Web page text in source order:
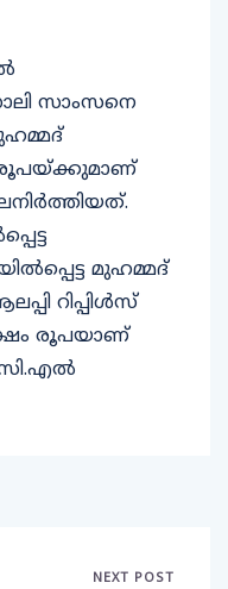
സാംസനെ
രൂപയ്ക്കുമാണ്
മുഹമ്മദ്
റിപ്പിൾസ്
രൂപയാണ്
NEXT POST